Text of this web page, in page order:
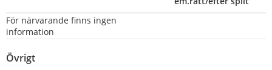
För närvarande finns ingen
information
Övrigt